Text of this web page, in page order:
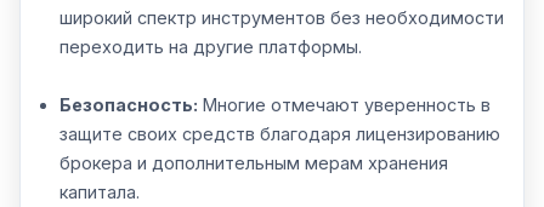
широкий спектр инструментов без необходимости
переходить на другие платформы.
Безопасность: Многие отмечают уверенность в
защите своих средств благодаря лицензированию
брокера и дополнительным мерам хранения
капитала.